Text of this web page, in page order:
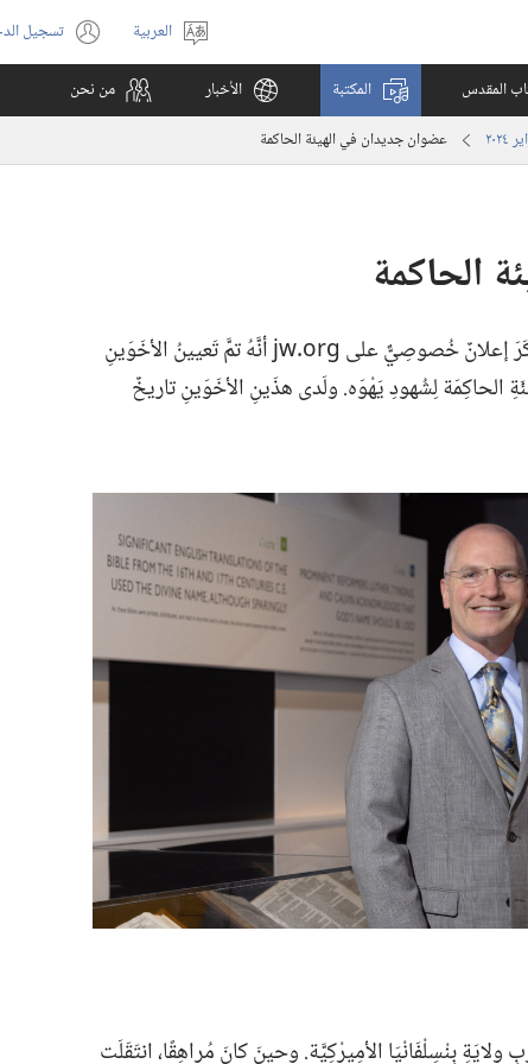
اختر
اللغة
العربية تسجيل(يفتح
نافذة
المقدس المكتبة الأخبار من نحن
عضوان جديدان في الهيئة الحاكمة
الحاكمة
الأربِعاء ١٨ كَانُون الثَّاني (‏يَنَايِر)‏ ٢٠٢٣،‏ ذكَرَ إعلانٌ خُصوصِيٌّ على jw.‎org أنَّهُ تمَّ تَعيينُ الأخَوَينِ
لِشُهودِ يَهْوَه.‏ ولَدى هذَينِ الأخَوَينِ تاريخٌ
بِنْسِلْفَانْيَا الأمِيرْكِيَّة.‏ وحينَ كانَ مُراهِقًا،‏ انتَقَلَت